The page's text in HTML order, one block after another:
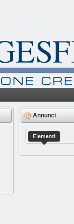
Annunci
Elementi